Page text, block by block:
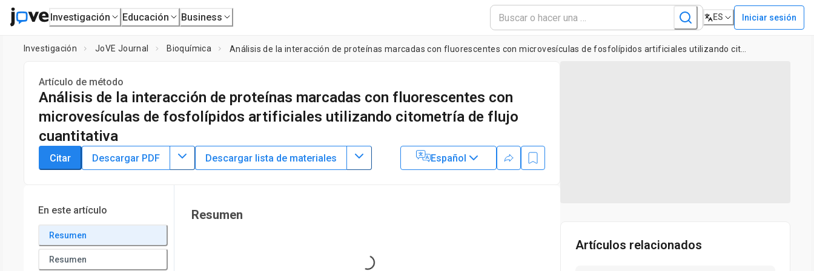
Investigación Educación Business ES Iniciar sesión
Investigación JoVE Journal Bioquímica
Artículo de método
Análisis de la interacción de proteínas marcadas con fluorescentes con
microvesículas de fosfolípidos artificiales utilizando citometría de flujo
cuantitativa
DOI: 10.3791/63459 ⸱ 6 de abril de 2022
Nadezhda Podoplelova1,2,Polina Soloveva1,4,Andrei Garzon Dasgupta1,2,3,Aleksandra Filkova1,2,Mikhail Panteleev1,2,3,4
Center of Pediatric Hematology, Oncology and Immunology named after Dmitry Rogachev
Faculty of Biological and Medical Physics,
Citar Descargar PDF Descargar lista de materiales Español
En este artículo
Resumen
Resumen
Resumen
Loading... Artículos relacionados